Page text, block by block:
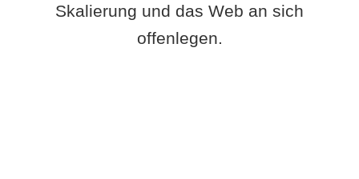
Skalierung und das Web an sich
offenlegen.